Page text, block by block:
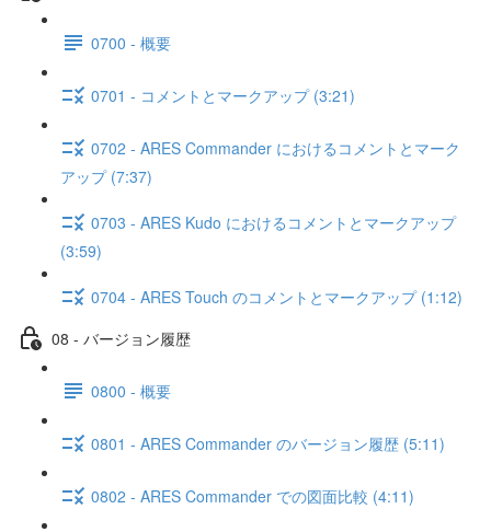
0700 - 概要
0701 - コメントとマークアップ (3:21)
0702 - ARES Commander におけるコメントとマーク
アップ (7:37)
0703 - ARES Kudo におけるコメントとマークアップ
(3:59)
0704 - ARES Touch のコメントとマークアップ (1:12)
08 - バージョン履歴
0800 - 概要
0801 - ARES Commander のバージョン履歴 (5:11)
0802 - ARES Commander での図面比較 (4:11)